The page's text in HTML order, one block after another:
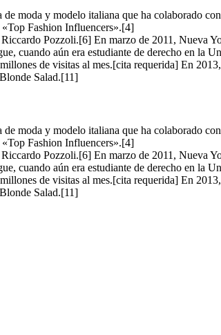
moda y modelo italiana que ha colaborado
Fashion Influencers».[4]
Pozzoli.[6] En marzo de 2011, Nueva
cuando aún era estudiante de derecho en la
de visitas al mes.[cita requerida] En
Salad.[11]
moda y modelo italiana que ha colaborado
Fashion Influencers».[4]
Pozzoli.[6] En marzo de 2011, Nueva
cuando aún era estudiante de derecho en la
de visitas al mes.[cita requerida] En
Salad.[11]